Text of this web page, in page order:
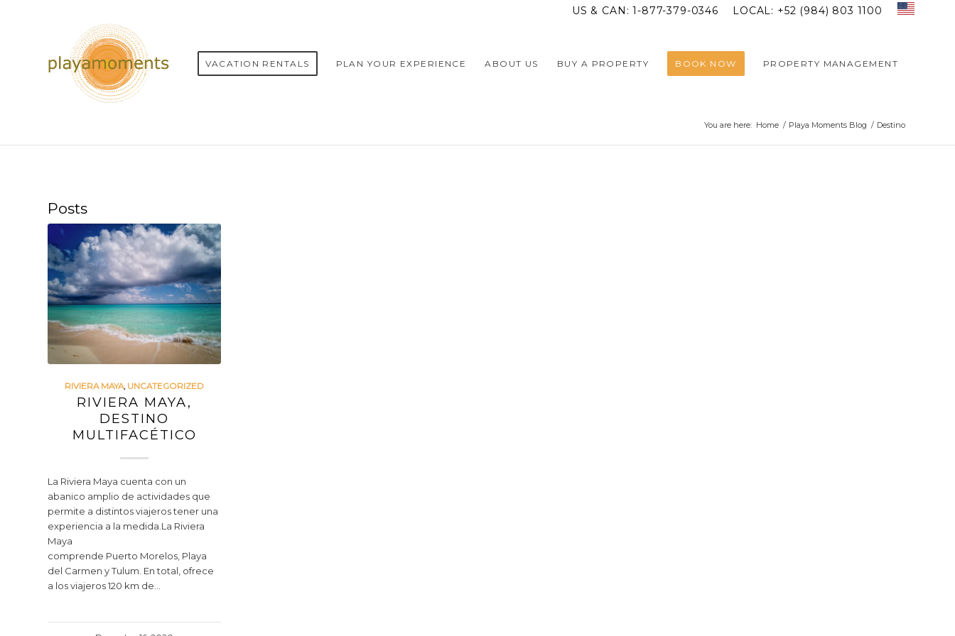
LOCAL: +52 (984) 803 1100
US & CAN:1-877-379-0346
VACATION RENTALS PLAN YOUR EXPERIENCE ABOUT US BUY A PROPERTY BOOK NOW PROPERTY MANAGEMENT
You are here: Home / Playa Moments Blog / Destino
Posts
RIVIERA MAYA, UNCATEGORIZED
RIVIERA MAYA,
DESTINO
MULTIFACÉTICO
La Riviera Maya cuenta con un
abanico amplio de actividades que
permite a distintos viajeros tener una
experiencia a la medida.La Riviera
Maya
comprende Puerto Morelos, Playa
del Carmen y Tulum. En total, ofrece
a los viajeros 120 km de…